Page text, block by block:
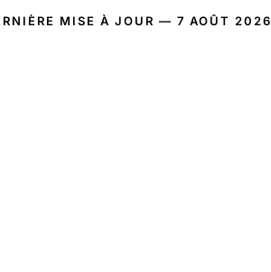
MISE À JOUR — 7 AOÛT 2026